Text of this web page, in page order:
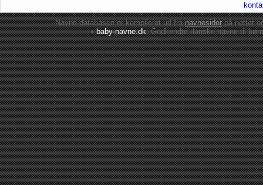
Navne-databasen er kompileret ud franavnesiderpå nettet
•baby-navne.dk: Godkendte danskenavne til børn